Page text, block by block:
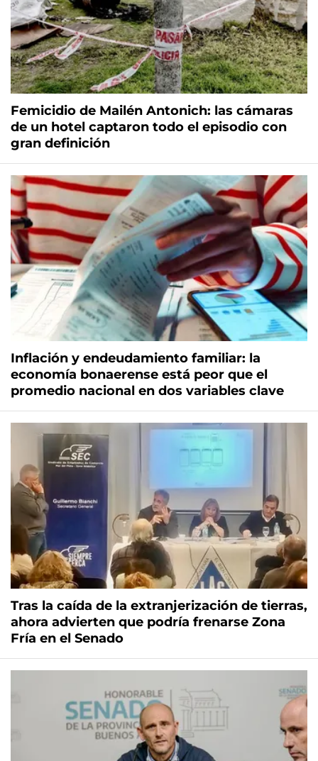
Femicidio de Mailén Antonich: las cámaras
de un hotel captaron todo el episodio con
gran definición
Inflación y endeudamiento familiar: la
economía bonaerense está peor que el
promedio nacional en dos variables clave
Tras la caída de la extranjerización de tierras,
ahora advierten que podría frenarse Zona
Fría en el Senado